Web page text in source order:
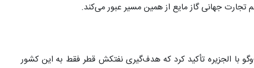
جهانی گاز مایع از همین مسیر عبور می‌کند.
با الجزیره تأکید کرد که هدف‌گیری نفتکش قطر فقط به این کشور